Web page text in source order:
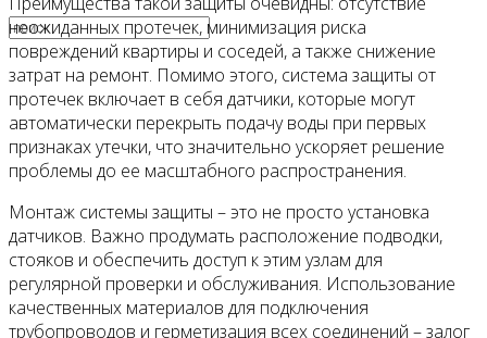
неожиданных протечек, минимизация риска
повреждений квартиры и соседей, а также снижение
затрат на ремонт. Помимо этого, система защиты от
протечек включает в себя датчики, которые могут
автоматически перекрыть подачу воды при первых
признаках утечки, что значительно ускоряет решение
проблемы до ее масштабного распространения.
Монтаж системы защиты – это не просто установка
датчиков. Важно продумать расположение подводки,
стояков и обеспечить доступ к этим узлам для
регулярной проверки и обслуживания. Использование
качественных материалов для подключения
трубопроводов и герметизация всех соединений – залог